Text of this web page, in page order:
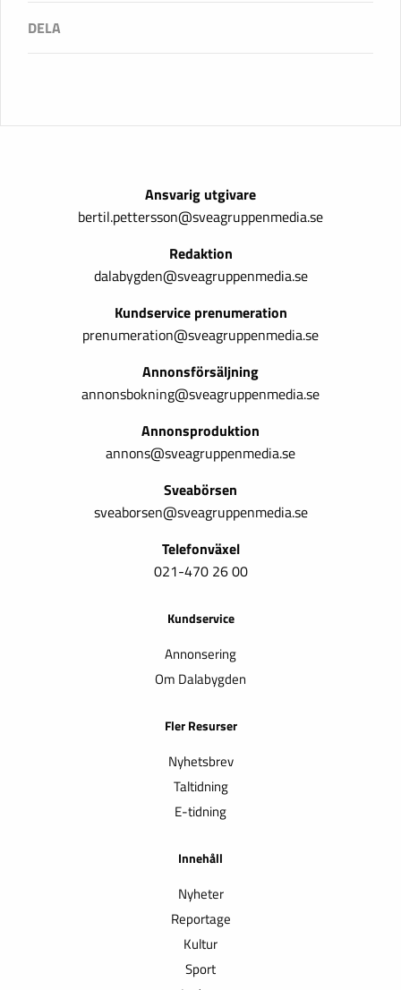
Ansvarig utgivare
bertil.pettersson@sveagruppenmedia.se
Redaktion
dalabygden@sveagruppenmedia.se
Kundservice prenumeration
prenumeration@sveagruppenmedia.se
Annonsförsäljning
annonsbokning@sveagruppenmedia.se
Annonsproduktion
annons@sveagruppenmedia.se
Sveabörsen
sveaborsen@sveagruppenmedia.se
Telefonväxel
021-470 26 00
Kundservice
Annonsering
Om Dalabygden
Fler Resurser
Nyhetsbrev
Taltidning
E-tidning
Innehåll
Nyheter
Reportage
Kultur
Sport